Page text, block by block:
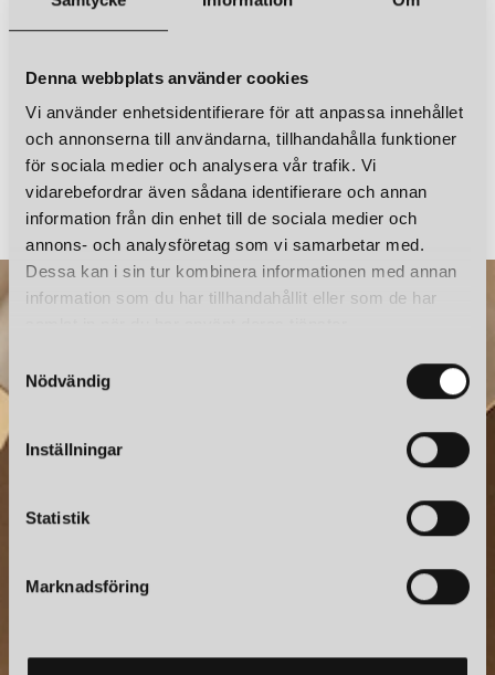
Denna webbplats använder cookies
Vi använder enhetsidentifierare för att anpassa innehållet
och annonserna till användarna, tillhandahålla funktioner
för sociala medier och analysera vår trafik. Vi
vidarebefordrar även sådana identifierare och annan
information från din enhet till de sociala medier och
annons- och analysföretag som vi samarbetar med.
Dessa kan i sin tur kombinera informationen med annan
information som du har tillhandahållit eller som de har
t
Nödvändig
Inställningar
Statistik
Marknadsföring
VIPP
VIPP 551 VÄGGLAMPA GRÅ
3 795 kr
VIPP
5 795 kr
Prenumerera – Spännande nyheter och fina erbjudanden